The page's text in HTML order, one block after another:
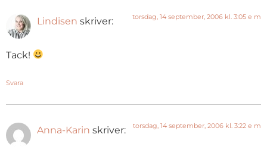
Lindisen skriver: torsdag, 14 september, 2006 kl. 3:05 e m
Tack!
Svara
Anna-Karin skriver: torsdag, 14 september, 2006 kl. 3:22 e m